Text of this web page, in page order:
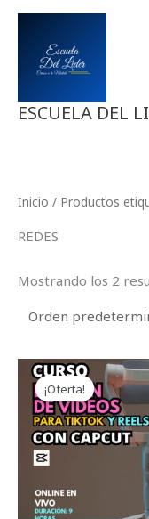
contenido
ESCUELA DEL
Inicio / Productos
REDES
Mostrando los 2
¡Oferta!
El
precio
original
era:
$70.00.
El
precio
actual
es:
$45.00.